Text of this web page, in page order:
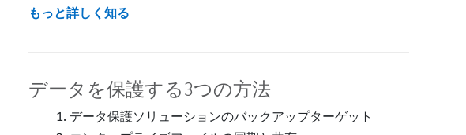
もっと詳しく知る
データを保護する3つの方法
データ保護ソリューションのバックアップターゲット